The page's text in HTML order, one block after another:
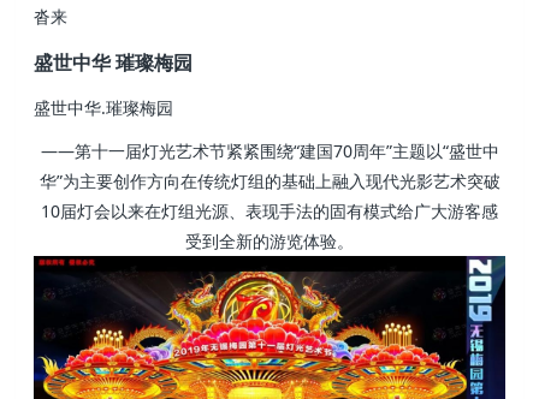
沓来
盛世中华 璀璨梅园
盛世中华.璀璨梅园
——第十一届灯光艺术节紧紧围绕“建国70周年”主题以“盛世中
华”为主要创作方向在传统灯组的基础上融入现代光影艺术突破
10届灯会以来在灯组光源、表现手法的固有模式给广大游客感
受到全新的游览体验。